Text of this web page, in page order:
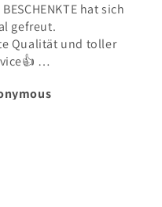
T-Shirts von Herz und
Gute Qualität,
Motive und schöne
Die Bündchen bei
sein. Bestelle immer